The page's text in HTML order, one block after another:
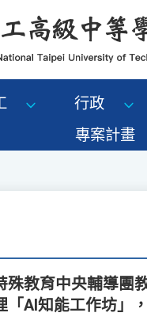
行政
專案計畫
教育中央輔導團
AI知能工作坊」